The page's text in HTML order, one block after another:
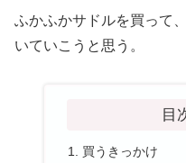
ふかふかサドルを買って
いていこうと思う。
目
買うきっかけ